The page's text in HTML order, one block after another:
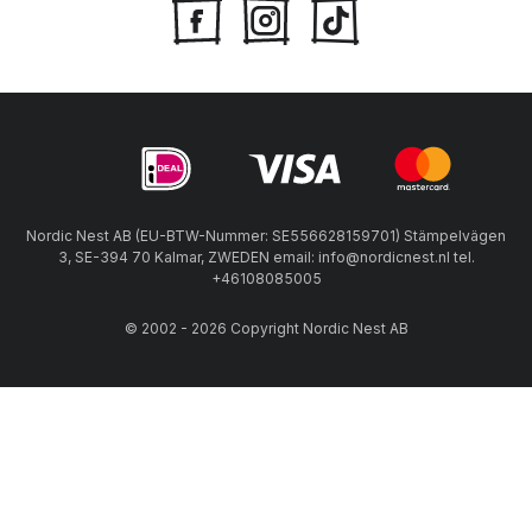
Nordic Nest AB (EU-BTW-Nummer: SE556628159701) Stämpelvägen
3, SE-394 70 Kalmar, ZWEDEN email: info@nordicnest.nl tel.
+46108085005
© 2002 - 2026 Copyright Nordic Nest AB